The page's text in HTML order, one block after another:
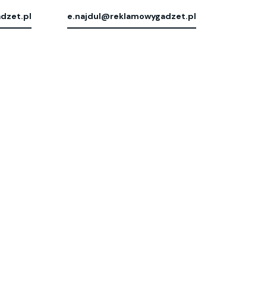
e.najdul@reklamowygadzet.pl